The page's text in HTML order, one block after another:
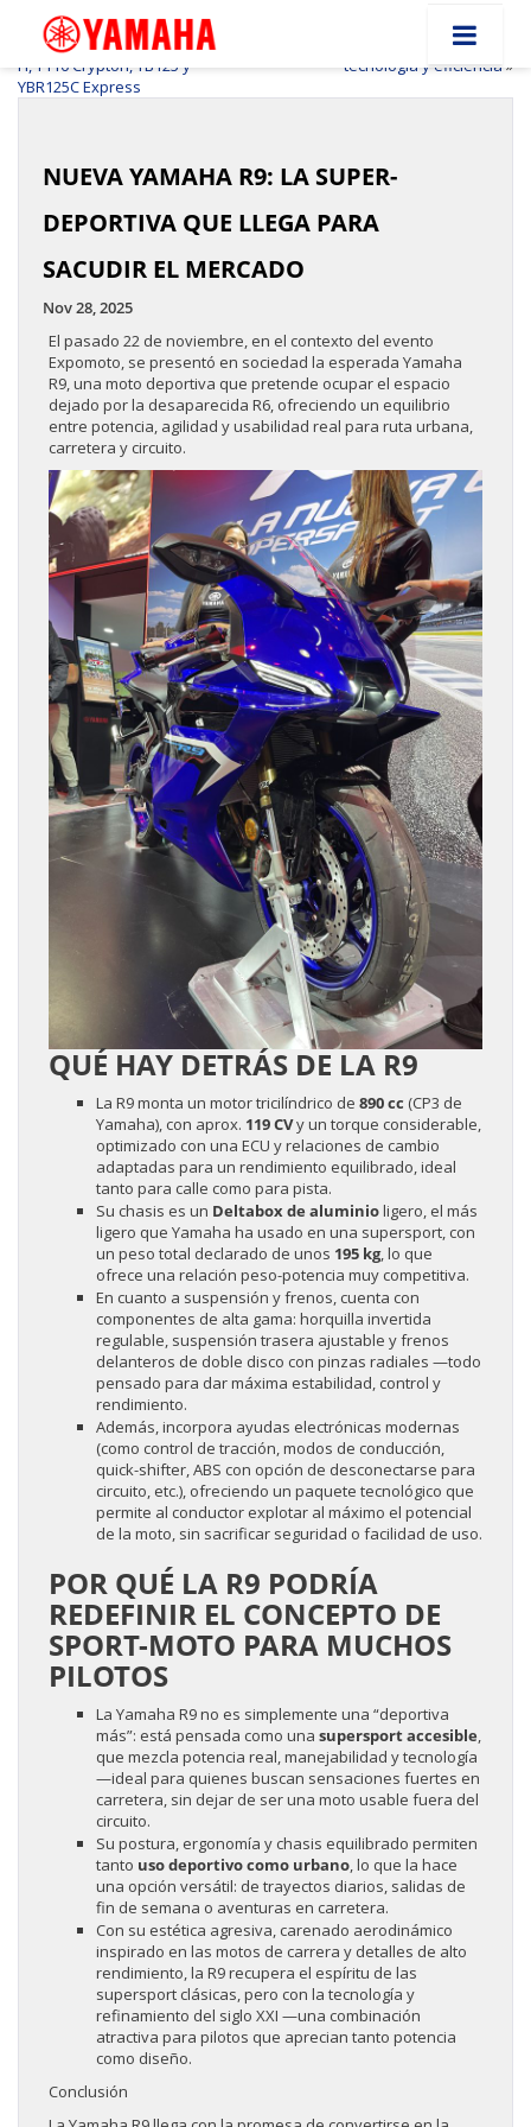
Las mejores motos de
trabajo Yamaha: T115 Crypton
FI, T110 Crypton, YB125 y
YBR125C Express
Yamaha NMAX: La scooter
urbana que combina estilo,
tecnología y eficiencia»
NUEVA YAMAHA R9: LA SUPER-
DEPORTIVA QUE LLEGA PARA
SACUDIR EL MERCADO
Nov 28, 2025
El pasado 22 de noviembre, en el contexto del evento
Expomoto, se presentó en sociedad la esperada Yamaha
R9, una moto deportiva que pretende ocupar el espacio
dejado por la desaparecida R6, ofreciendo un equilibrio
entre potencia, agilidad y usabilidad real para ruta urbana,
carretera y circuito.
QUÉ HAY DETRÁS DE LA R9
La R9 monta un motor tricilíndrico de 890 cc (CP3 de
Yamaha), con aprox. 119 CVy un torque considerable,
optimizado con una ECU y relaciones de cambio
adaptadas para un rendimiento equilibrado, ideal
tanto para calle como para pista.
Su chasis es un Deltabox de aluminioligero, el más
ligero que Yamaha ha usado en una supersport, con
un peso total declarado de unos 195 kg, lo que
ofrece una relación peso-potencia muy competitiva.
En cuanto a suspensión y frenos, cuenta con
componentes de alta gama: horquilla invertida
regulable, suspensión trasera ajustable y frenos
delanteros de doble disco con pinzas radiales —todo
pensado para dar máxima estabilidad, control y
rendimiento.
Además, incorpora ayudas electrónicas modernas
(como control de tracción, modos de conducción,
quick-shifter, ABS con opción de desconectarse para
circuito, etc.), ofreciendo un paquete tecnológico que
permite al conductor explotar al máximo el potencial
de la moto, sin sacrificar seguridad o facilidad de uso.
POR QUÉ LA R9 PODRÍA
REDEFINIR EL CONCEPTO DE
SPORT-MOTO PARA MUCHOS
PILOTOS
La Yamaha R9 no es simplemente una “deportiva
más”: está pensada como una supersport accesible,
que mezcla potencia real, manejabilidad y tecnología
—ideal para quienes buscan sensaciones fuertes en
carretera, sin dejar de ser una moto usable fuera del
circuito.
Su postura, ergonomía y chasis equilibrado permiten
tanto uso deportivo como urbano, lo que la hace
una opción versátil: de trayectos diarios, salidas de
fin de semana o aventuras en carretera.
Con su estética agresiva, carenado aerodinámico
inspirado en las motos de carrera y detalles de alto
rendimiento, la R9 recupera el espíritu de las
supersport clásicas, pero con la tecnología y
refinamiento del siglo XXI —una combinación
atractiva para pilotos que aprecian tanto potencia
como diseño.
Conclusión